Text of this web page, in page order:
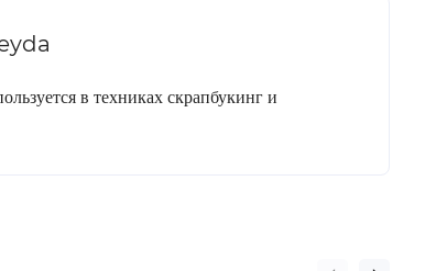
в техниках скрапбукинг и